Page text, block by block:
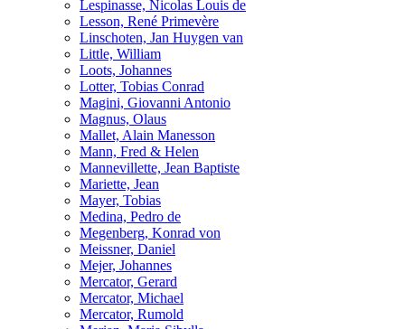
Lespinasse, Nicolas Louis de
Lesson, René Primevère
Linschoten, Jan Huygen van
Little, William
Loots, Johannes
Lotter, Tobias Conrad
Magini, Giovanni Antonio
Magnus, Olaus
Mallet, Alain Manesson
Mann, Fred & Helen
Mannevillette, Jean Baptiste
Mariette, Jean
Mayer, Tobias
Medina, Pedro de
Megenberg, Konrad von
Meissner, Daniel
Mejer, Johannes
Mercator, Gerard
Mercator, Michael
Mercator, Rumold